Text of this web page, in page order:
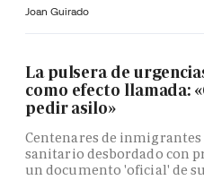
Joan Guirado
La pulsera de
como efecto llamada:
pedir asilo»
Centenares de
sanitario desbordado con
un documento 'oficial' de